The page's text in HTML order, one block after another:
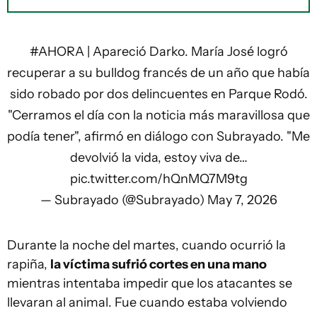
#AHORA| Apareció Darko. María José logró
recuperar a su bulldog francés de un año que había
sido robado por dos delincuentes en Parque Rodó.
"Cerramos el día con la noticia más maravillosa que
podía tener", afirmó en diálogo con Subrayado. "Me
devolvió la vida, estoy viva de…
pic.twitter.com/hQnMQ7M9tg
— Subrayado (@Subrayado) May 7, 2026
Durante la noche del martes, cuando ocurrió la
rapiña, la víctima sufrió cortes en una mano
mientras intentaba impedir que los atacantes se
llevaran al animal. Fue cuando estaba volviendo